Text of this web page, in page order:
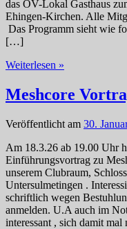
das OV-Lokal Gasthaus
Ehingen-Kirchen. Alle
Das Programm sieht wie
[…]
Weiterlesen »
P43
Bussen
Freitag,
den
13.
März
2026
Meshcore
Veröffentlicht am 30.
Am 18.3.26 ab 19.00 Uhr
Einführungsvortrag zu
unserem Clubraum,
Untersulmetingen .
schriftlich wegen
anmelden. U.A auch im
interessant , sich damit